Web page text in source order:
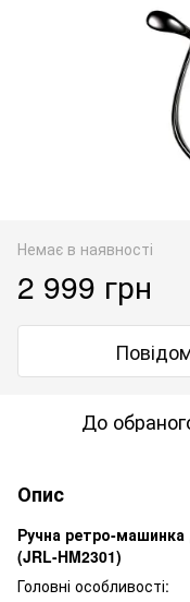
Немає в наявності
2 999 грн
До
Опис
Ручна ретро-
(JRL-HM2301)
Головні особливості: